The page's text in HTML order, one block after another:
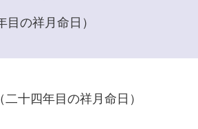
目の祥月命日）
（二十四年目の祥月命日）